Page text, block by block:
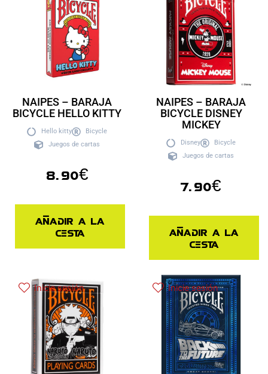
NAIPES – BARAJA
BICYCLE HELLO KITTY
Hello kitty
Bicycle
Juegos de cartas
8.90€
Añadir a la
cesta
NAIPES – BARAJA
BICYCLE DISNEY
MICKEY
Disney
Bicycle
Juegos de cartas
7.90€
Añadir a la
cesta
Inicie sesión Inicie sesión